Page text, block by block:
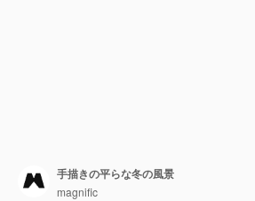
手描きの平らな冬の風景
magnific